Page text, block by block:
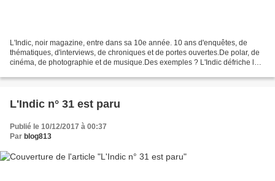
L'Indic, noir magazine, entre dans sa 10e année. 10 ans d'enquêtes, de
thématiques, d'interviews, de chroniques et de portes ouvertes.De polar, de
cinéma, de photographie et de musique.Des exemples ? L'Indic défriche le
L'Indic n° 31 est paru
Publié le 10/12/2017 à 00:37
Par blog813